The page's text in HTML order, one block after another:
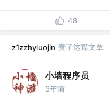
48
z1zzhyluojin 赞了这篇文章
小墙程序员
3年前